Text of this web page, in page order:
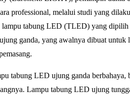
professional, melalui studi yang
tabung LED (TLED) yang
ganda, yang awalnya dibuat
tabung LED ujung ganda
Lampu tabung LED ujung